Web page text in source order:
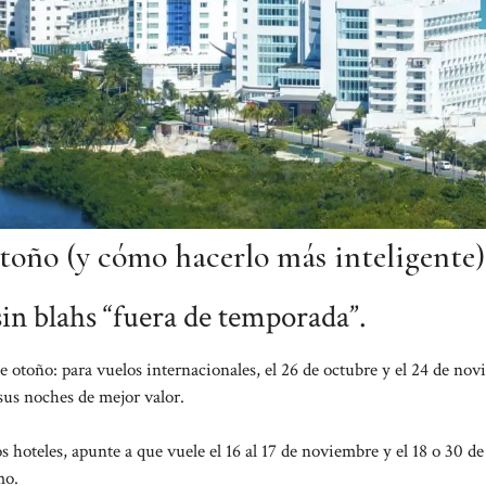
(y cómo hacerlo más inteligente)
blahs “fuera de temporada”.
otoño: para vuelos internacionales, el 26 de octubre y el 24 de
noches de mejor valor.
apunte a que vuele el 16 al 17 de noviembre y el 18 o 30 de